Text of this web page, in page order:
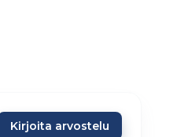
Kirjoita arvostelu